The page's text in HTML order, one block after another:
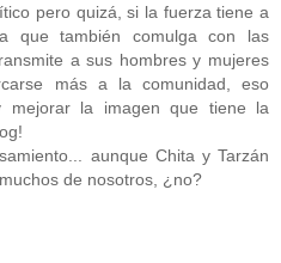
pero quizá, si la fuerza tiene a
que también comulga con las
a sus hombres y mujeres
más a la comunidad, eso
mejorar la imagen que tiene la
aunque Chita y Tarzán
de nosotros, ¿no?